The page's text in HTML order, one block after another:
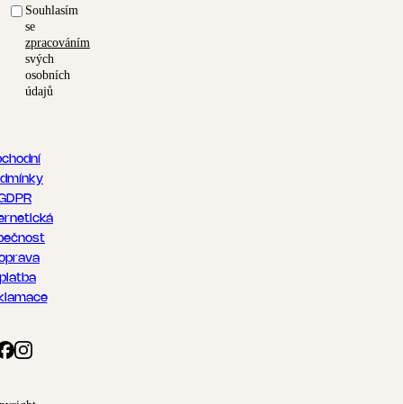
Souhlasím
se
zpracováním
svých
osobních
údajů